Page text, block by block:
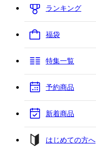
ランキング
福袋
特集一覧
予約商品
新着商品
はじめての方へ